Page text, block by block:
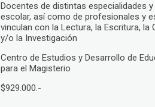
Docentes de distintas especialidades
escolar, así como de profesionales y
vinculan con la Lectura, la Escritura, la
y/o la Investigación
Centro de Estudios y Desarrollo de
para el Magisterio
$929.000.-